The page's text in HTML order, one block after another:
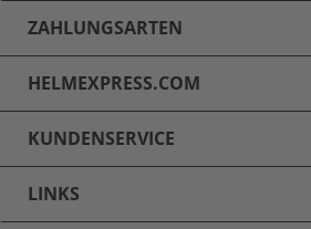
ZAHLUNGSARTEN
HELMEXPRESS.COM
KUNDENSERVICE
LINKS